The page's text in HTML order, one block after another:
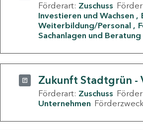
Förderart: Zuschuss
Investieren und Wachsen
Weiterbildung/Personal
Sachanlagen und Beratung
Zukunft Stadtgrün -
Förderart: Zuschuss
Unternehmen